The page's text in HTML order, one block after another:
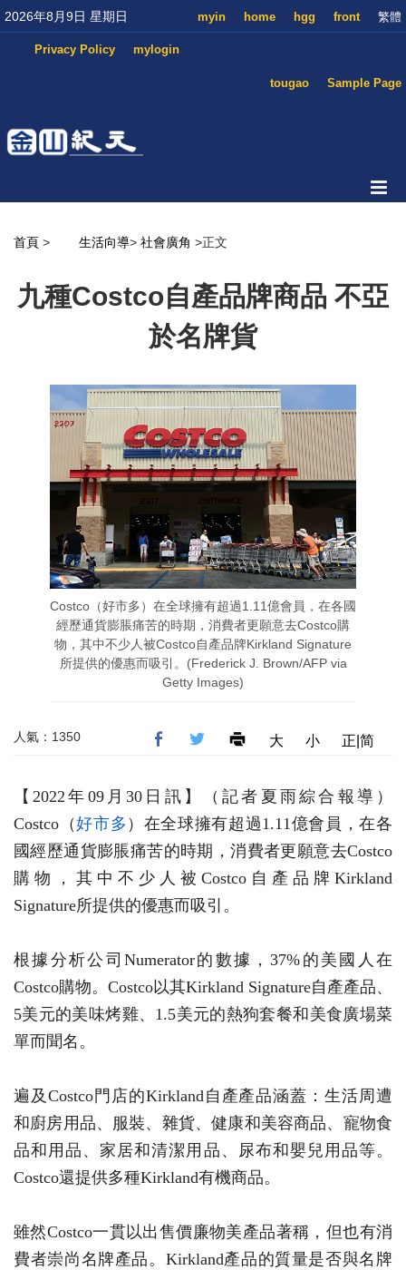
2026年8月9日 星期日 繁體
front
hgg
home
myin
mylogin
Privacy Policy
Sample Page
tougao
首頁 > 生活向導> 社會廣角 >正文
九種Costco自產品牌商品 不亞
於名牌貨
Costco（好市多）在全球擁有超過1.11億會員，在各國
經歷通貨膨脹痛苦的時期，消費者更願意去Costco購
物，其中不少人被Costco自產品牌Kirkland Signature
所提供的優惠而吸引。(Frederick J. Brown/AFP via
Getty Images)
人氣：1350 大 小 正|简
【2022年09月30日訊】（記者夏雨綜合報導）
Costco（好市多 ）在全球擁有超過1.11億會員，在各
國經歷通貨膨脹痛苦的時期，消費者更願意去Costco
購物，其中不少人被Costco自產品牌Kirkland
Signature所提供的優惠而吸引。
根據分析公司Numerator的數據，37%的美國人在
Costco購物。Costco以其Kirkland Signature自產產品、
5美元的美味烤雞、1.5美元的熱狗套餐和美食廣場菜
單而聞名。
遍及Costco門店的Kirkland自產產品涵蓋：生活周遭
和廚房用品、服裝、雜貨、健康和美容商品、寵物食
品和用品、家居和清潔用品、尿布和嬰兒用品等。
Costco還提供多種Kirkland有機商品。
雖然Costco一貫以出售價廉物美產品著稱，但也有消
費者崇尚名牌產品。Kirkland產品的質量是否與名牌